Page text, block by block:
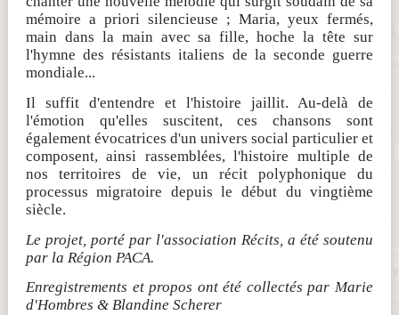
mémoire a priori silencieuse ; Maria, yeux fermés,
main dans la main avec sa fille, hoche la tête sur
l'hymne des résistants italiens de la seconde guerre
mondiale...
Il suffit d'entendre et l'histoire jaillit. Au-delà de
l'émotion qu'elles suscitent, ces chansons sont
également évocatrices d'un univers social particulier et
composent, ainsi rassemblées, l'histoire multiple de
nos territoires de vie, un récit polyphonique du
processus migratoire depuis le début du vingtième
siècle.
Le projet, porté par l'association Récits, a été soutenu
par la Région PACA.
Enregistrements et propos ont été collectés par Marie
d'Hombres & Blandine Scherer